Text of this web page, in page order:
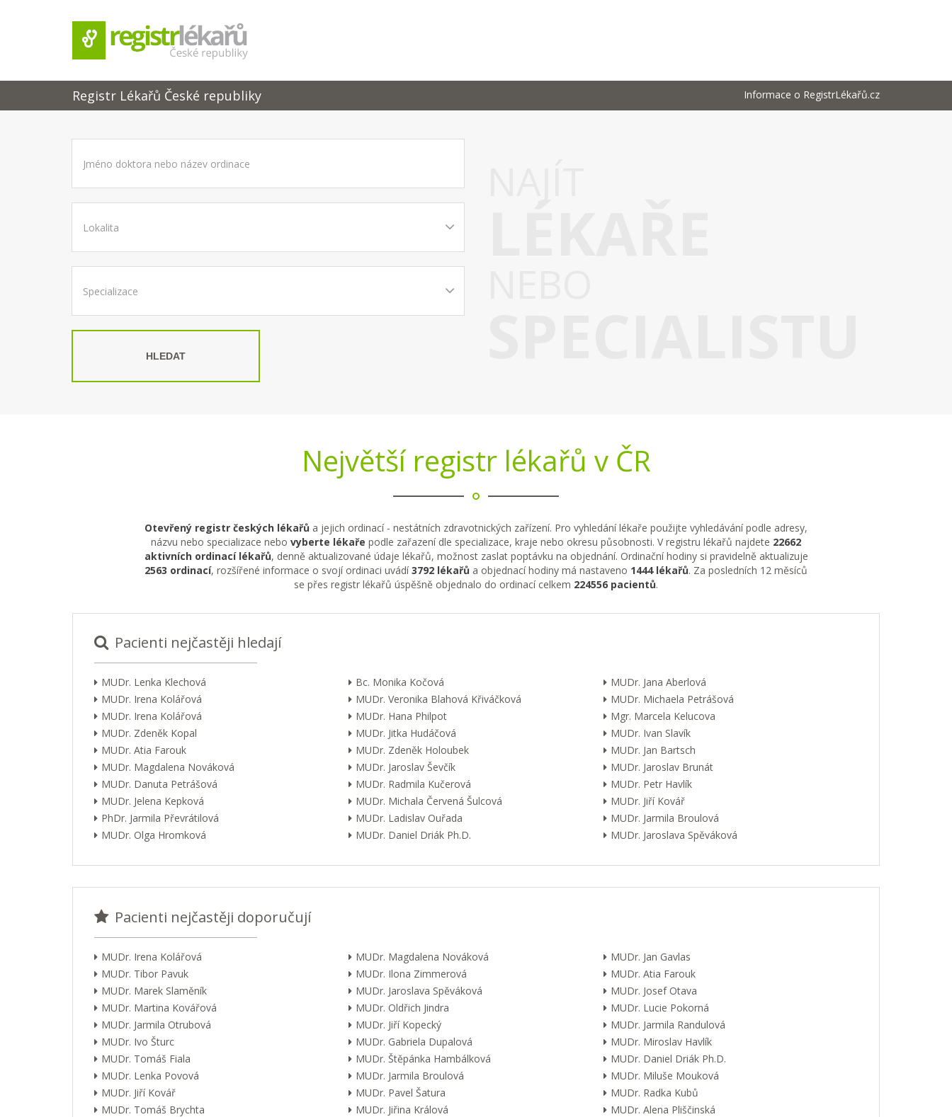
Registr Lékařů České republiky Informace o RegistrLékařů.cz
HLEDAT
Největší registr lékařů v ČR
Otevřený registr českých lékařů a jejich ordinací - nestátních zdravotnických zařízení. Pro vyhledání lékaře použijte vyhledávání podle adresy,
názvu nebo specializace nebo vyberte lékaře podle zařazení dle specializace, kraje nebo okresu působnosti. V registru lékařů najdete 22662
aktivních ordinací lékařů, denně aktualizované údaje lékařů, možnost zaslat poptávku na objednání. Ordinační hodiny si pravidelně aktualizuje
2563 ordinací, rozšířené informace o svojí ordinaci uvádí3792 lékařů a objednací hodiny má nastaveno 1444 lékařů. Za posledních 12 měsíců
se přes registr lékařů úspěšně objednalo do ordinací celkem 224556 pacientů.
Pacienti nejčastěji hledají
MUDr. Lenka Klechová Bc. Monika Kočová
MUDr. Jana Aberlová
MUDr. Irena Kolářová
MUDr. Veronika Blahová Křiváčková
MUDr. Michaela Petrášová
MUDr. Irena Kolářová
MUDr. Hana Philpot
Mgr. Marcela Kelucova
MUDr. Zdeněk Kopal
MUDr. Jitka Hudáčová
MUDr. Ivan Slavík
MUDr. Atia Farouk
MUDr. Zdeněk Holoubek
MUDr. Jan Bartsch
MUDr. Magdalena Nováková
MUDr. Jaroslav Ševčík
MUDr. Jaroslav Brunát
MUDr. Danuta Petrášová
MUDr. Radmila Kučerová
MUDr. Petr Havlík
MUDr. Jelena Kepková
MUDr. Michala Červená Šulcová
MUDr. Jiří Kovář
PhDr. Jarmila Převrátilová
MUDr. Ladislav Ouřada
MUDr. Jarmila Broulová
MUDr. Olga Hromková
MUDr. Daniel Driák Ph.D. MUDr. Jaroslava Spěváková
Pacienti nejčastěji doporučují
MUDr. Irena Kolářová MUDr. Magdalena Nováková
MUDr. Jan Gavlas
MUDr. Tibor Pavuk
MUDr. Ilona Zimmerová
MUDr. Atia Farouk
MUDr. Marek Slaměník
MUDr. Jaroslava Spěváková
MUDr. Josef Otava
MUDr. Martina Kovářová
MUDr. Oldřich Jindra
MUDr. Lucie Pokorná
MUDr. Jarmila Otrubová
MUDr. Jiří Kopecký
MUDr. Jarmila Randulová
MUDr. Ivo Šturc
MUDr. Gabriela Dupalová
MUDr. Miroslav Havlík
MUDr. Tomáš Fiala
MUDr. Štěpánka Hambálková
MUDr. Daniel Driák Ph.D.
MUDr. Lenka Povová
MUDr. Jarmila Broulová
MUDr. Miluše Mouková
MUDr. Jiří Kovář
MUDr. Pavel Šatura
MUDr. Radka Kubů
MUDr. Tomáš Brychta
MUDr. Jiřina Králová MUDr. Alena Pliščinská